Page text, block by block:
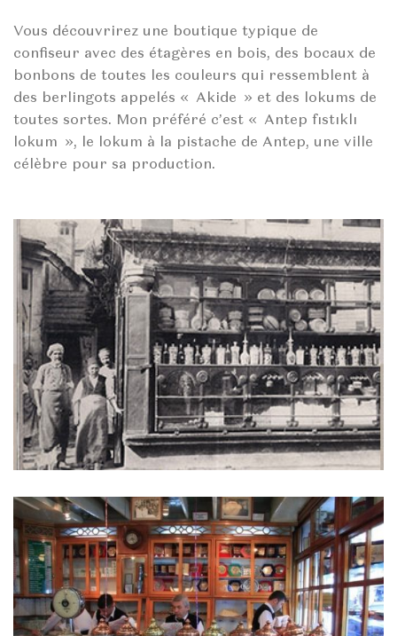
Vous découvrirez une boutique typique de
confiseur avec des étagères en bois, des bocaux de
bonbons de toutes les couleurs qui ressemblent à
des berlingots appelés « Akide » et des lokums de
toutes sortes. Mon préféré c’est « Antep fıstıklı
lokum », le lokum à la pistache de Antep, une ville
célèbre pour sa production.